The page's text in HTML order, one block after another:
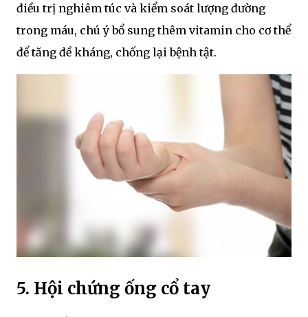
điều trị nghiêm túc và kiểm soát lượng đường
trong máu, chú ý bổ sung thêm vitamin cho cơ thể
để tăng đề kháng, chống lại bệnh tật.
5. Hội chứng ống cổ tay